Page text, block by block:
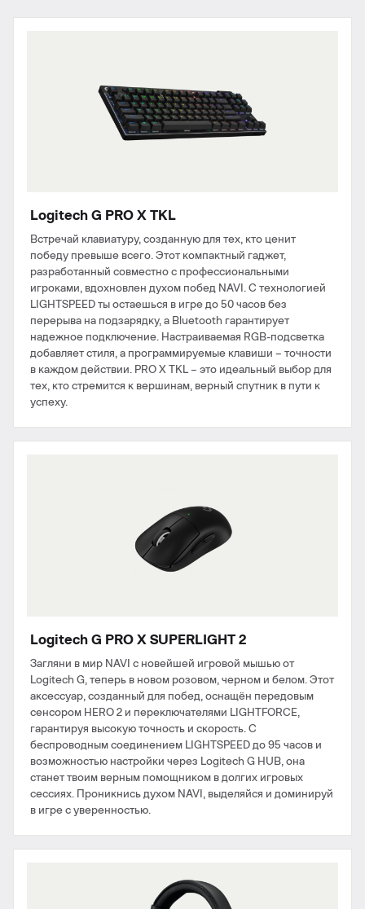
Logitech G PRO X TKL
Встречай клавиатуру, созданную для тех, кто ценит
победу превыше всего. Этот компактный гаджет,
разработанный совместно с профессиональными
игроками, вдохновлен духом побед NAVI. С технологией
LIGHTSPEED ты остаешься в игре до 50 часов без
перерыва на подзарядку, а Bluetooth гарантирует
надежное подключение. Настраиваемая RGB-подсветка
добавляет стиля, а программируемые клавиши – точности
в каждом действии. PRO X TKL – это идеальный выбор для
тех, кто стремится к вершинам, верный спутник в пути к
успеху.
Logitech G PRO X SUPERLIGHT 2
Загляни в мир NAVI с новейшей игровой мышью от
Logitech G, теперь в новом розовом, черном и белом. Этот
аксессуар, созданный для побед, оснащён передовым
сенсором HERO 2 и переключателями LIGHTFORCE,
гарантируя высокую точность и скорость. С
беспроводным соединением LIGHTSPEED до 95 часов и
возможностью настройки через Logitech G HUB, она
станет твоим верным помощником в долгих игровых
сессиях. Проникнись духом NAVI, выделяйся и доминируй
в игре с уверенностью.